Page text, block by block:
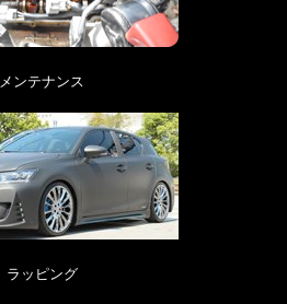
メンテナンス
ラッピング